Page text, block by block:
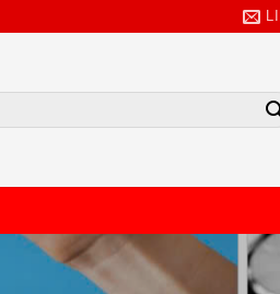
TẢI BẢNG GIÁ
NHẬP SỐ SĐT/ZALO